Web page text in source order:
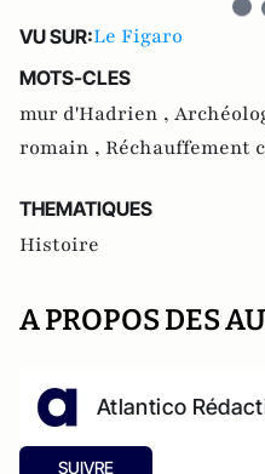
VU SUR:Le Figaro
MOTS-CLES
mur d'Hadrien ,
romain , Réchauffement
THEMATIQUES
Histoire
A PROPOS DES
Atlantico
SUIVRE